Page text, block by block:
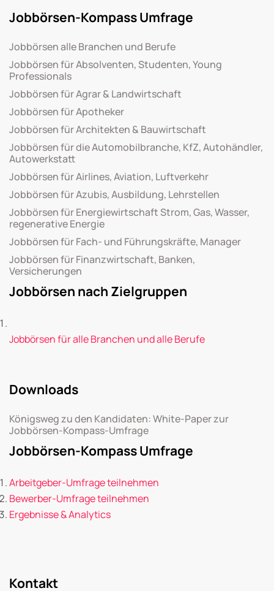
Jobbörsen-Kompass Umfrage
Jobbörsen alle Branchen und Berufe
Jobbörsen für Absolventen, Studenten, Young
Professionals
Jobbörsen für Agrar & Landwirtschaft
Jobbörsen für Apotheker
Jobbörsen für Architekten & Bauwirtschaft
Jobbörsen für die Automobilbranche, KfZ, Autohändler,
Autowerkstatt
Jobbörsen für Airlines, Aviation, Luftverkehr
Jobbörsen für Azubis, Ausbildung, Lehrstellen
Jobbörsen für Energiewirtschaft Strom, Gas, Wasser,
regenerative Energie
Jobbörsen für Fach- und Führungskräfte, Manager
Jobbörsen für Finanzwirtschaft, Banken,
Versicherungen
Jobbörsen nach Zielgruppen
Jobbörsen für alle Branchen und alle Berufe
Downloads
Königsweg zu den Kandidaten: White-Paper zur
Jobbörsen-Kompass-Umfrage
Jobbörsen-Kompass Umfrage
Arbeitgeber-Umfrage teilnehmen
Bewerber-Umfrage teilnehmen
Ergebnisse & Analytics
Kontakt